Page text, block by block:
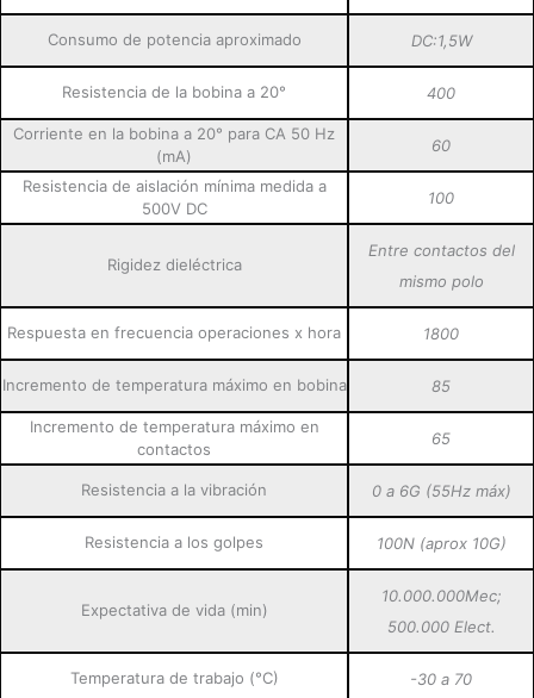
Consumo de potencia aproximado DC:1,5W
Resistencia de la bobina a 20° 400
Corriente en la bobina a 20° para CA 50 Hz
(mA)
60
Resistencia de aislación mínima medida a
500V DC
100
Rigidez dieléctrica
Entre contactos del
mismo polo
Respuesta en frecuencia operaciones x hora 1800
Incremento de temperatura máximo en bobina 85
Incremento de temperatura máximo en
contactos
65
Resistencia a la vibración 0 a 6G (55Hz máx)
Resistencia a los golpes 100N (aprox 10G)
Expectativa de vida (min)
10.000.000Mec;
500.000 Elect.
Temperatura de trabajo (°C) -30 a 70